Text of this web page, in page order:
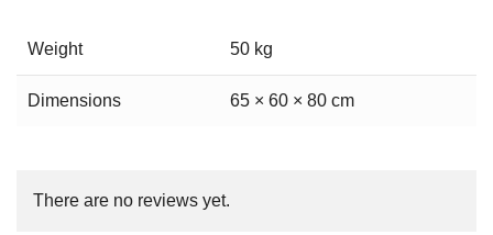
Weight 50 kg
Dimensions 65 × 60 × 80 cm
There are no reviews yet.